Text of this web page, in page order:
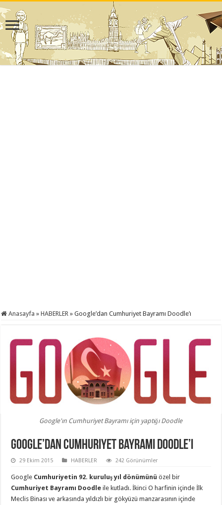
Anasayfa » HABERLER » Google’dan Cumhuriyet Bayramı Doodle’ı
Google'ın Cumhuriyet Bayramı için yaptığı Doodle
Google’dan Cumhuriyet Bayramı Doodle’ı
29 Ekim 2015 HABERLER 242 Görünümler
Google Cumhuriyetin 92. kuruluş yıl dönümünü özel bir
Cumhuriyet Bayramı Doodle ile kutladı. İkinci O harfinin içinde İlk
Meclis Binası ve arkasında yıldızlı bir gökyüzü manzarasının içinde